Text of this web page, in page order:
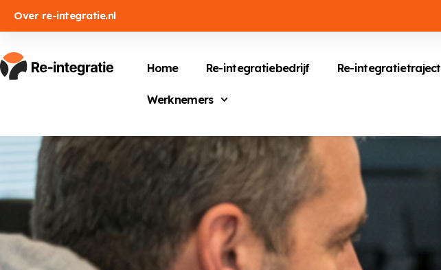
Over re-integratie.nl
Home Re-integratiebedrijf Re-integratietraject
Werknemers